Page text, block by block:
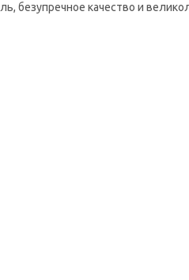
безупречное качество и